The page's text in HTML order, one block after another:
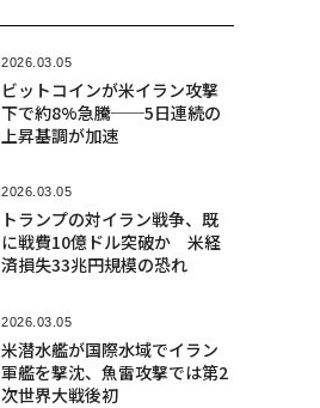
2026.03.05
ビットコインが米イラン攻撃
下で約8%急騰──5日連続の
上昇基調が加速
2026.03.05
トランプの対イラン戦争、既
に戦費10億ドル突破か 米経
済損失33兆円規模の恐れ
2026.03.05
米潜水艦が国際水域でイラン
軍艦を撃沈、魚雷攻撃では第2
次世界大戦後初